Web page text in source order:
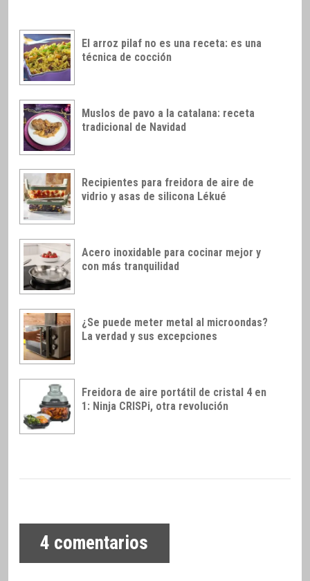
El arroz pilaf no es una receta: es una
técnica de cocción
Muslos de pavo a la catalana: receta
tradicional de Navidad
Recipientes para freidora de aire de
vidrio y asas de silicona Lékué
Acero inoxidable para cocinar mejor y
con más tranquilidad
¿Se puede meter metal al microondas?
La verdad y sus excepciones
Freidora de aire portátil de cristal 4 en
1: Ninja CRISPi, otra revolución
4 comentarios